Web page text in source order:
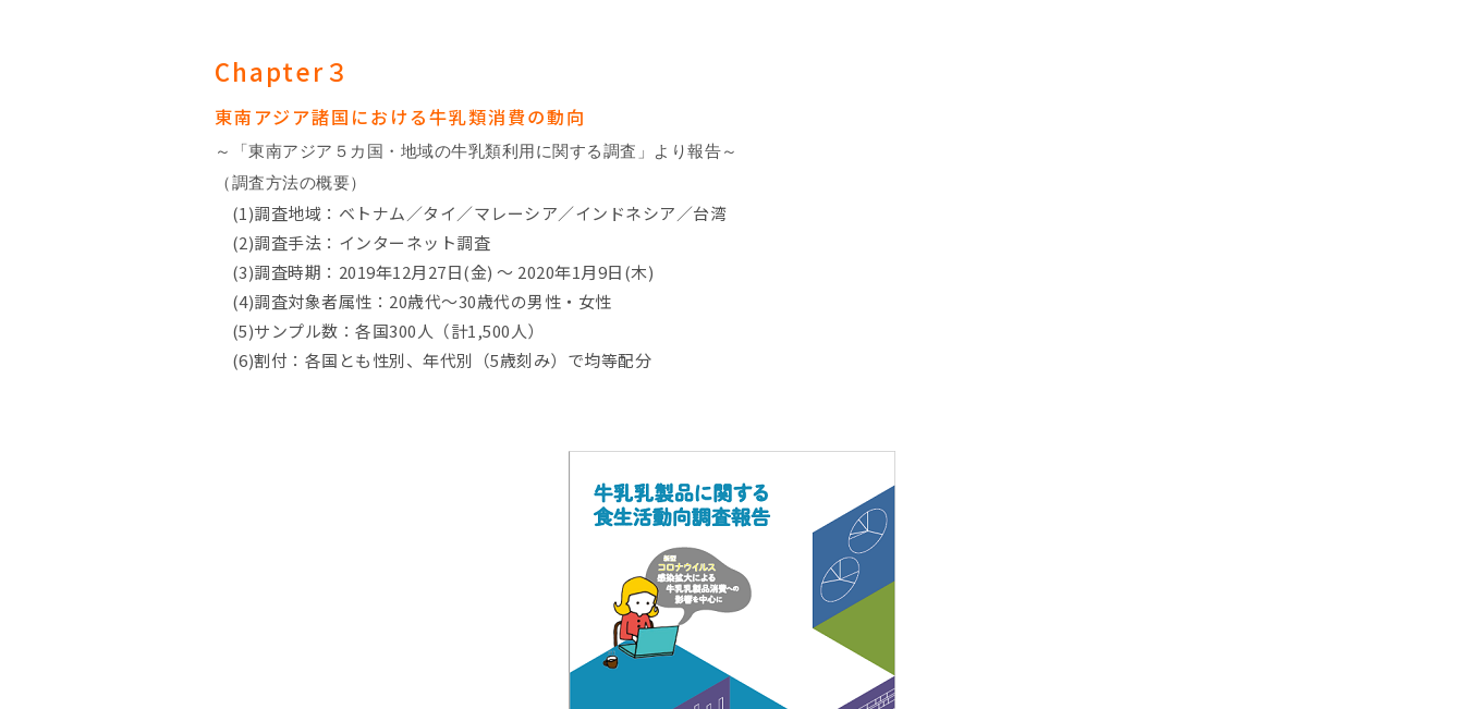
Chapter３
東南アジア諸国における牛乳類消費の動向
～「東南アジア５カ国・地域の牛乳類利用に関する調査」より報告～
（調査方法の概要）
(1)調査地域：ベトナム／タイ／マレーシア／インドネシア／台湾
(2)調査手法：インターネット調査
(3)調査時期：2019年12月27日(金) ～ 2020年1月9日(木)
(4)調査対象者属性：20歳代～30歳代の男性・女性
(5)サンプル数：各国300人（計1,500人）
(6)割付：各国とも性別、年代別（5歳刻み）で均等配分